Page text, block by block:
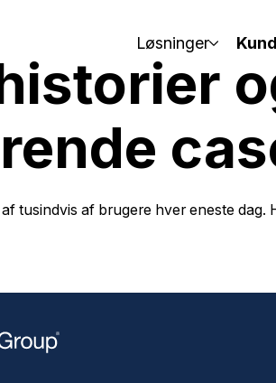
Løsninger
tusindvis af brugere hver eneste dag.